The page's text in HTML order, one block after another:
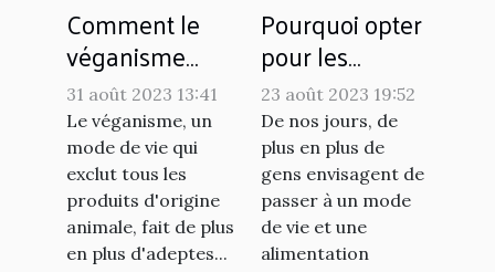
Comment le
véganisme
influence le
marché de
l'alimentation
31 août 2023 13:41
Le véganisme, un
mode de vie qui
exclut tous les
produits d'origine
animale, fait de plus
en plus d'adeptes...
Pourquoi opter
pour les
recettes vegan
?
23 août 2023 19:52
De nos jours, de
plus en plus de
gens envisagent de
passer à un mode
de vie et une
alimentation